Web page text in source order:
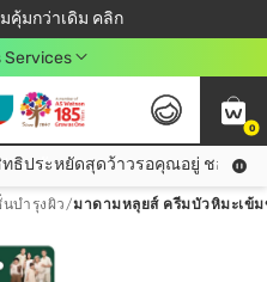
คุ้มกว่าเดิม คลิก
ลดเพิ่มจุก ๆ 10%! 🎉
มื่อชอป 499฿
คลับดียังไง?
Services
0
มีบัตรสมาชิกวัตสัน คลับรึยัง? สิทธิประหยัดสุดว้าวรอคุณอยู่ ชอปคุ้มกว่าเดิม คลิก!
ธิประหยัดสุดว้าวรอคุณอยู่ ชอปคุ้มก
บำรุงผิว/มาดามหลุยส์ ครีมบัวหิมะเข้